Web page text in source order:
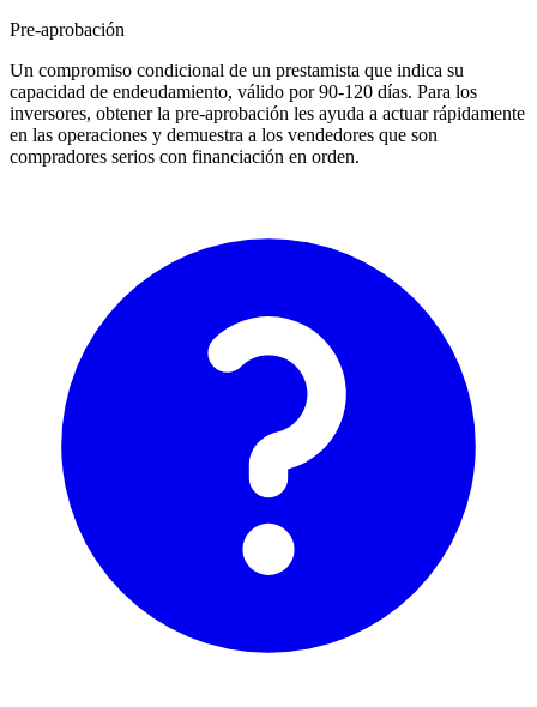
Pre-aprobación
Un compromiso condicional de un prestamista que indica su
capacidad de endeudamiento, válido por 90-120 días. Para los
inversores, obtener la pre-aprobación les ayuda a actuar rápidamente
en las operaciones y demuestra a los vendedores que son
compradores serios con financiación en orden.